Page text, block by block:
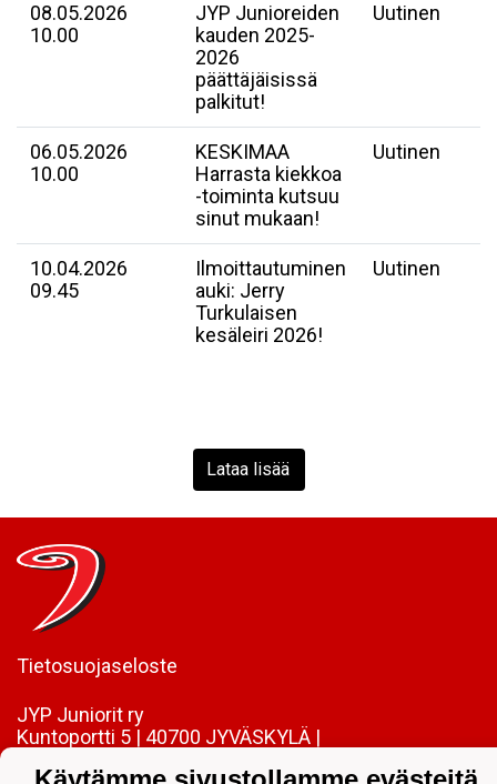
08.05.2026
10.00
JYP Junioreiden
kauden 2025-
2026
päättäjäisissä
palkitut!
Uutinen
06.05.2026
10.00
​KESKIMAA
Harrasta kiekkoa
-toiminta kutsuu
sinut mukaan!
Uutinen
10.04.2026
09.45
Ilmoittautuminen
auki: Jerry
Turkulaisen
kesäleiri 2026!
Uutinen
Lataa lisää
Tietosuojaseloste
JYP Juniorit ry
Kuntoportti 5 | 40700 JYVÄSKYLÄ |